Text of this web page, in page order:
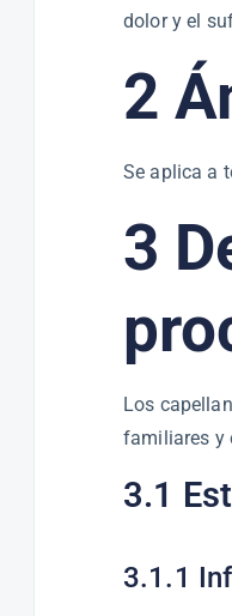
dolor y el
2
Se aplica a
3
Los
familiares y
3.1
3.1.1